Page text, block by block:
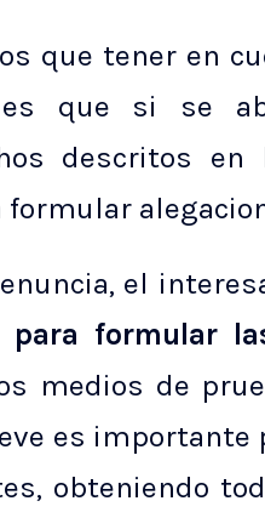
que tener en
que si se
descritos
el
formular
medios de
es importante
obteniendo